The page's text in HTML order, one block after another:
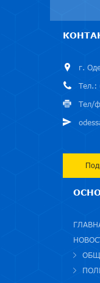
г.
Тел.:
Тел/